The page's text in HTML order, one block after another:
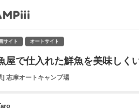
サイト オートサイト
屋で仕入れた鮮魚を美味しく
] 志摩オートキャンプ場